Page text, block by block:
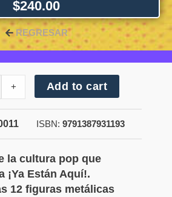
$240.00
REGRESAR
+ Add to cart
ISBN: 9791387931193
la cultura pop que
¡Ya Están Aquí!.
12 figuras metálicas